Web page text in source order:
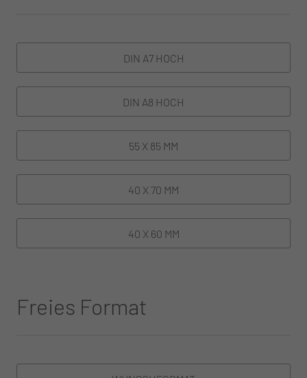
DIN A7 HOCH
DIN A8 HOCH
55 X 85 MM
40 X 70 MM
40 X 60 MM
Freies Format